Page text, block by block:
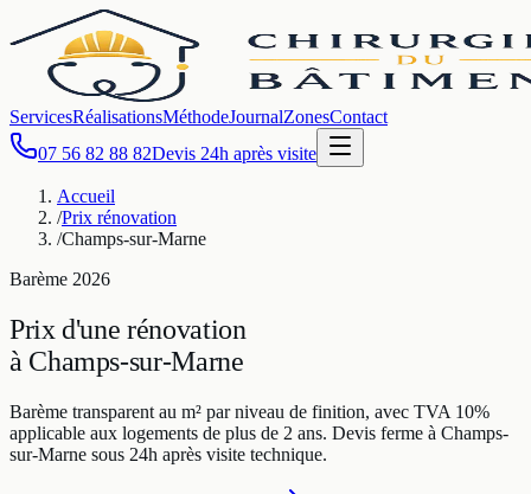
ServicesRéalisationsMéthodeJournalZonesContact
07 56 82 88 82Devis 24h après visite
Accueil
/Prix rénovation
/Champs-sur-Marne
Barème 2026
Prix d'une rénovation
à Champs-sur-Marne
Barème transparent au m² par niveau de finition, avec TVA 10%
applicable aux logements de plus de 2 ans. Devis ferme à Champs-
sur-Marne sous 24h après visite technique.